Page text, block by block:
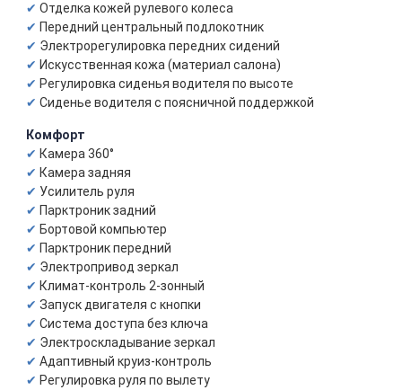
Отделка кожей рулевого колеса
Передний центральный подлокотник
Электрорегулировка передних сидений
Искусственная кожа (материал салона)
Регулировка сиденья водителя по высоте
Сиденье водителя с поясничной поддержкой
Комфорт
Камера 360°
Камера задняя
Усилитель руля
Парктроник задний
Бортовой компьютер
Парктроник передний
Электропривод зеркал
Климат-контроль 2-зонный
Запуск двигателя с кнопки
Система доступа без ключа
Электроскладывание зеркал
Адаптивный круиз-контроль
Регулировка руля по вылету